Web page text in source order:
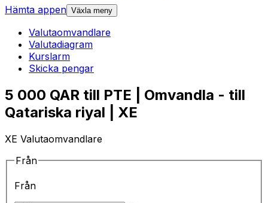
Hämta appen Växla meny
Valutaomvandlare
Valutadiagram
Kurslarm
Skicka pengar
5 000 QAR till PTE | Omvandla - till
Qatariska riyal | XE
XE Valutaomvandlare
Från
Från